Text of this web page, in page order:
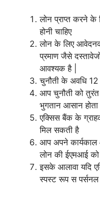
लोन प्राप्त करने
होनी चाहिए
लोन के लिए
प्रमाण जैसे
आवश्यक है |
चुनौती के अवधि
आप चुनौती को
भुगतान आसान होता
एक्सिस बैंक के
मिल सकती है
आप अपने कार्यकाल
लोन की ईएमआई
इसके आलावा यदि
स्पस्ट रूप स